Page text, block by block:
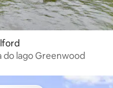
do lago Greenwood